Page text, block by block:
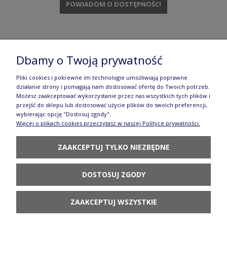
POWIADOM O DOSTĘPNOŚCI
Dbamy o Twoją prywatność
Pliki cookies i pokrewne im technologie umożliwiają poprawne
działanie strony i pomagają nam dostosować ofertę do Twoich potrzeb.
Możesz zaakceptować wykorzystanie przez nas wszystkich tych plików i
przejść do sklepu lub dostosować użycie plików do swoich preferencji,
wybierając opcję "Dostosuj zgody".
Więcej o plikach cookies przeczytasz w naszej Polityce prywatności.
ZAAKCEPTUJ TYLKO NIEZBĘDNE
DOSTOSUJ ZGODY
ZAAKCEPTUJ WSZYSTKIE